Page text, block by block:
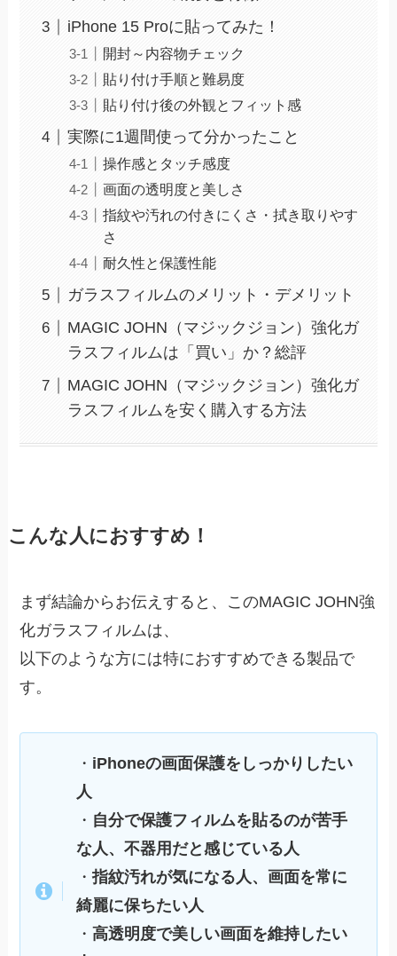
iPhone 15 Proに貼ってみた！
開封～内容物チェック
貼り付け手順と難易度
貼り付け後の外観とフィット感
実際に1週間使って分かったこと
操作感とタッチ感度
画面の透明度と美しさ
指紋や汚れの付きにくさ・拭き取りやす
さ
耐久性と保護性能
ガラスフィルムのメリット・デメリット
MAGIC JOHN（マジックジョン）強化ガ
ラスフィルムは「買い」か？総評
MAGIC JOHN（マジックジョン）強化ガ
ラスフィルムを安く購入する方法
こんな人におすすめ！
まず結論からお伝えすると、このMAGIC JOHN強
化ガラスフィルムは、
以下のような方には特におすすめできる製品で
す。
・ iPhoneの画面保護をしっかりしたい
人
・ 自分で保護フィルムを貼るのが苦手
な人、不器用だと感じている人
・指紋汚れが気になる人、画面を常に
綺麗に保ちたい人
・高透明度で美しい画面を維持したい